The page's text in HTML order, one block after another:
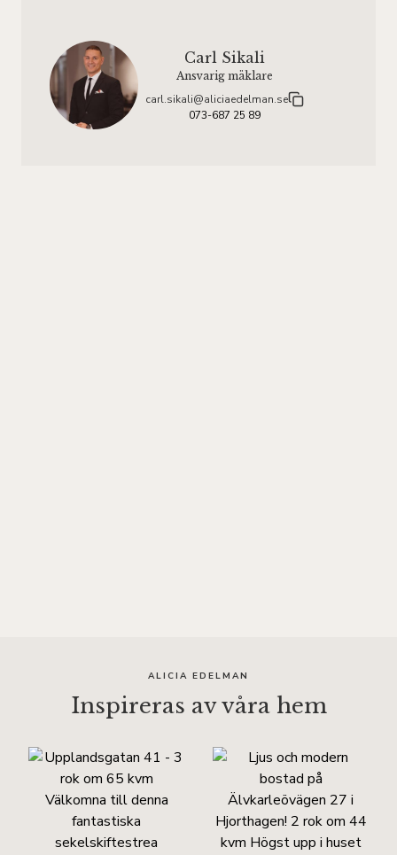
Carl Sikali
Ansvarig mäklare
carl.sikali@aliciaedelman.se
073-687 25 89
ALICIA EDELMAN
Inspireras av våra hem